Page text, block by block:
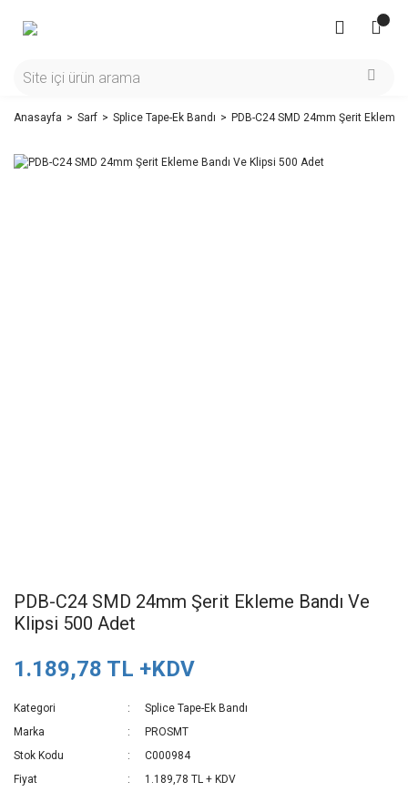
Anasayfa Sarf Splice Tape-Ek Bandı PDB-C24 SMD 24mm Şerit Ekleme
PDB-C24 SMD 24mm Şerit Ekleme Bandı Ve
Klipsi 500 Adet
1.189,78 TL +KDV
Kategori
Splice Tape-Ek Bandı
Marka
PROSMT
Stok Kodu
C000984
Fiyat
1.189,78 TL + KDV